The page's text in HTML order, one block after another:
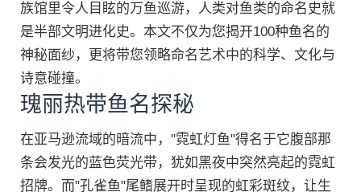
族馆里令人目眩的万鱼巡游，人类对鱼类的命名史就
是半部文明进化史。本文不仅为您揭开100种鱼名的
神秘面纱，更将带您领略命名艺术中的科学、文化与
诗意碰撞。
瑰丽热带鱼名探秘
在亚马逊流域的暗流中，"霓虹灯鱼"得名于它腹部那
条会发光的蓝色荧光带，犹如黑夜中突然亮起的霓虹
招牌。而"孔雀鱼"尾鳍展开时呈现的虹彩斑纹，让生